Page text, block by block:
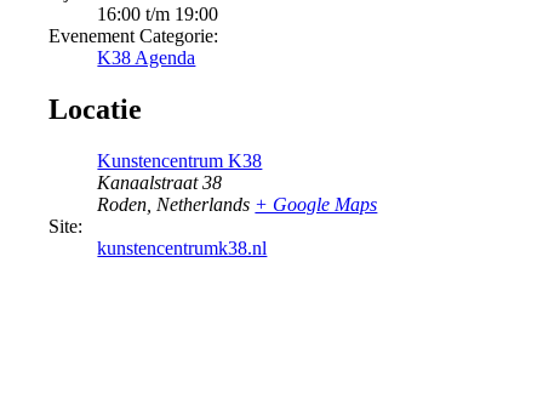
16:00 t/m 19:00
Evenement Categorie:
K38 Agenda
Locatie
Kunstencentrum K38
Kanaalstraat 38
Roden Netherlands + Google Maps
Site:
kunstencentrumk38.nl